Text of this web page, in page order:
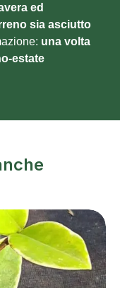
ed
sia asciutto
una volta
estate